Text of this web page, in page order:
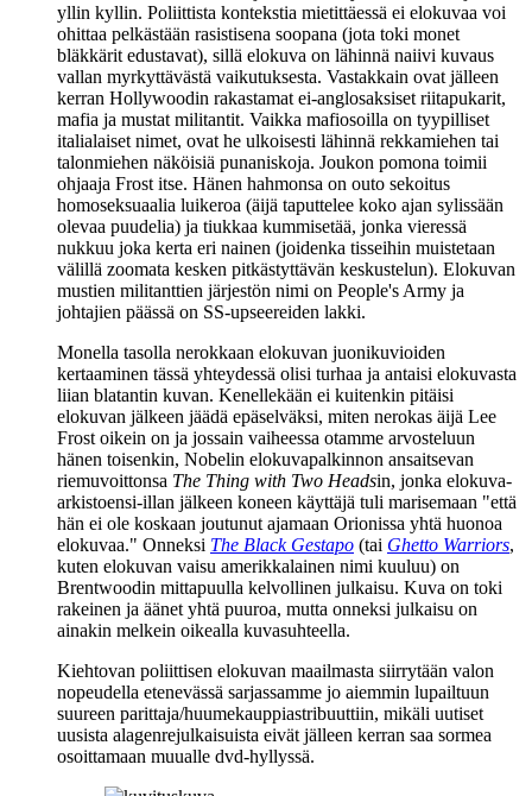
yllin kyllin. Poliittista kontekstia mietittäessä ei elokuvaa voi
ohittaa pelkästään rasistisena soopana (jota toki monet
bläkkärit edustavat), sillä elokuva on lähinnä naiivi kuvaus
vallan myrkyttävästä vaikutuksesta. Vastakkain ovat jälleen
kerran Hollywoodin rakastamat ei‑anglosaksiset riitapukarit,
mafia ja mustat militantit. Vaikka mafiosoilla on tyypilliset
italialaiset nimet, ovat he ulkoisesti lähinnä rekkamiehen tai
talonmiehen näköisiä punaniskoja. Joukon pomona toimii
ohjaaja Frost itse. Hänen hahmonsa on outo sekoitus
homoseksuaalia luikeroa (äijä taputtelee koko ajan sylissään
olevaa puudelia) ja tiukkaa kummisetää, jonka vieressä
nukkuu joka kerta eri nainen (joidenka tisseihin muistetaan
välillä zoomata kesken pitkästyttävän keskustelun). Elokuvan
mustien militanttien järjestön nimi on People's Army ja
johtajien päässä on SS‑upseereiden lakki.
Monella tasolla nerokkaan elokuvan juonikuvioiden
kertaaminen tässä yhteydessä olisi turhaa ja antaisi elokuvasta
liian blatantin kuvan. Kenellekään ei kuitenkin pitäisi
elokuvan jälkeen jäädä epäselväksi, miten nerokas äijä Lee
Frost oikein on ja jossain vaiheessa otamme arvosteluun
hänen toisenkin, Nobelin elokuvapalkinnon ansaitsevan
riemuvoittonsa The Thing with Two Headsin, jonka elokuva-
arkistoensi-illan jälkeen koneen käyttäjä tuli marisemaan "että
hän ei ole koskaan joutunut ajamaan Orionissa yhtä huonoa
elokuvaa." Onneksi The Black Gestapo (tai Ghetto Warriors,
kuten elokuvan vaisu amerikkalainen nimi kuuluu) on
Brentwoodin mittapuulla kelvollinen julkaisu. Kuva on toki
rakeinen ja äänet yhtä puuroa, mutta onneksi julkaisu on
ainakin melkein oikealla kuvasuhteella.
Kiehtovan poliittisen elokuvan maailmasta siirrytään valon
nopeudella etenevässä sarjassamme jo aiemmin lupailtuun
suureen parittaja/huumekauppiastribuuttiin, mikäli uutiset
uusista alagenrejulkaisuista eivät jälleen kerran saa sormea
osoittamaan muualle dvd‑hyllyssä.